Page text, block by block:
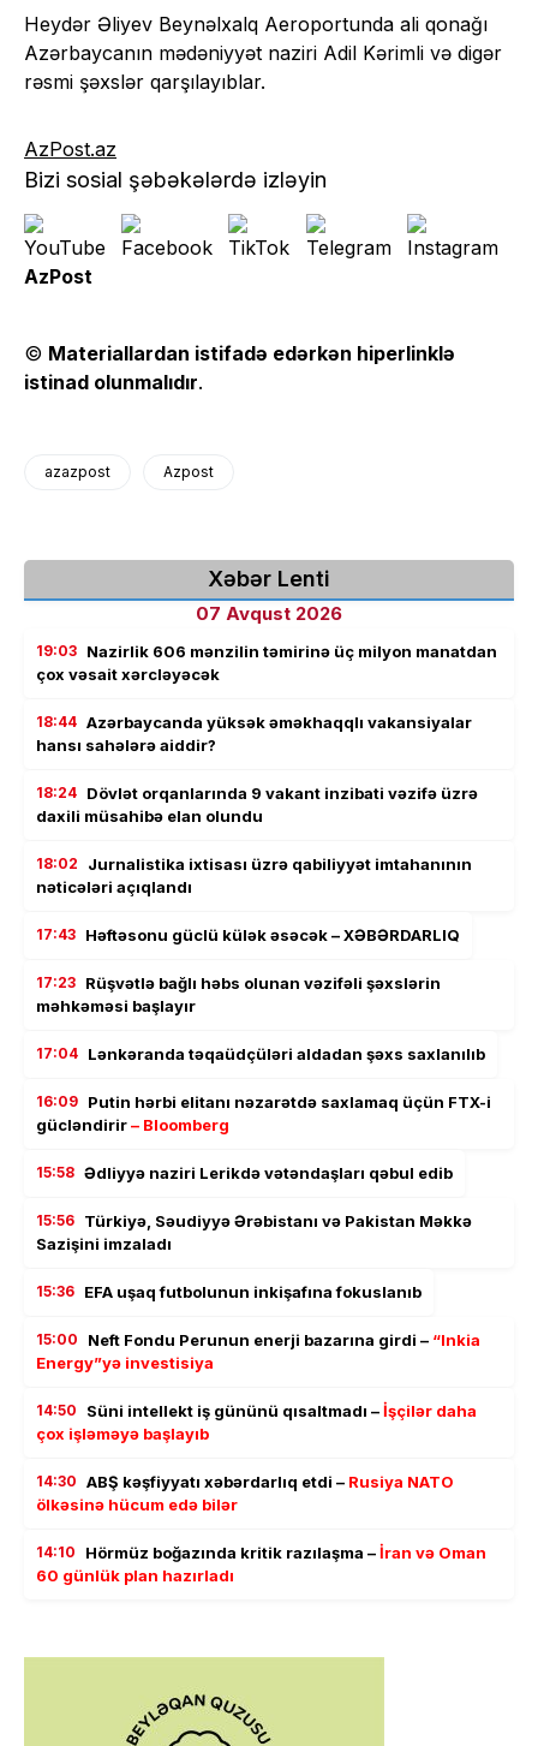
Heydər Əliyev Beynəlxalq Aeroportunda ali qonağı
Azərbaycanın mədəniyyət naziri Adil Kərimli və digər
rəsmi şəxslər qarşılayıblar.
AzPost.az
Bizi sosial şəbəkələrdə izləyin
AzPost
© Materiallardan istifadə edərkən hiperlinklə
istinad olunmalıdır.
azazpost Azpost
Xəbər Lenti
07 Avqust 2026
19:03 Nazirlik 606 mənzilin təmirinə üç milyon manatdan
çox vəsait xərcləyəcək
18:44 Azərbaycanda yüksək əməkhaqqlı vakansiyalar
hansı sahələrə aiddir?
18:24 Dövlət orqanlarında 9 vakant inzibati vəzifə üzrə
daxili müsahibə elan olundu
18:02
Jurnalistika ixtisası üzrə qabiliyyət imtahanının
nəticələri açıqlandı
17:43 Həftəsonu güclü külək əsəcək – XƏBƏRDARLIQ
17:23 Rüşvətlə bağlı həbs olunan vəzifəli şəxslərin
məhkəməsi başlayır
17:04 Lənkəranda təqaüdçüləri aldadan şəxs saxlanılıb
16:09 Putin hərbi elitanı nəzarətdə saxlamaq üçün FTX-i
gücləndirir– Bloomberg
15:58 Ədliyyə naziri Lerikdə vətəndaşları qəbul edib
15:56 Türkiyə, Səudiyyə Ərəbistanı və Pakistan Məkkə
Sazişini imzaladı
15:36 EFA uşaq futbolunun inkişafına fokuslanıb
15:00 Neft Fondu Perunun enerji bazarına girdi – “Inkia
Energy”yə investisiya
14:50 Süni intellekt iş gününü qısaltmadı –İşçilər daha
çox işləməyə başlayıb
14:30 ABŞ kəşfiyyatı xəbərdarlıq etdi – Rusiya NATO
ölkəsinə hücum edə bilər
14:10 Hörmüz boğazında kritik razılaşma –İran və Oman
60 günlük plan hazırladı